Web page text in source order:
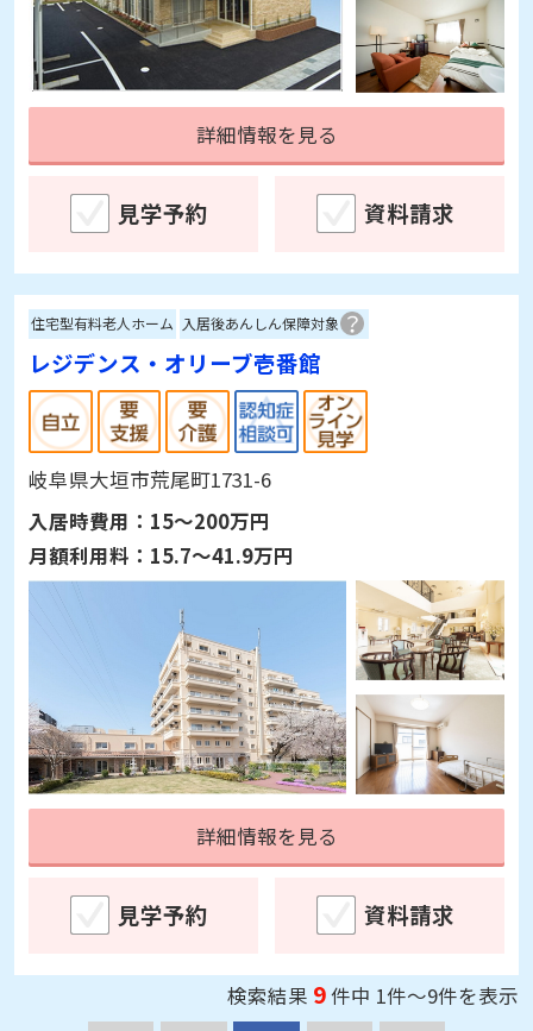
詳細情報を見る
見学予約 資料請求
住宅型有料老人ホーム 入居後あんしん保障対象
レジデンス・オリーブ壱番館
岐阜県大垣市荒尾町1731-6
入居時費用： 15～200万円
月額利用料： 15.7～41.9万円
詳細情報を見る
見学予約 資料請求
検索結果 9件中 1件～9件を表示